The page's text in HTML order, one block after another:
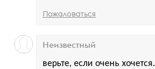
Пожаловаться
верьте, если очень хочется.
Неизвестный